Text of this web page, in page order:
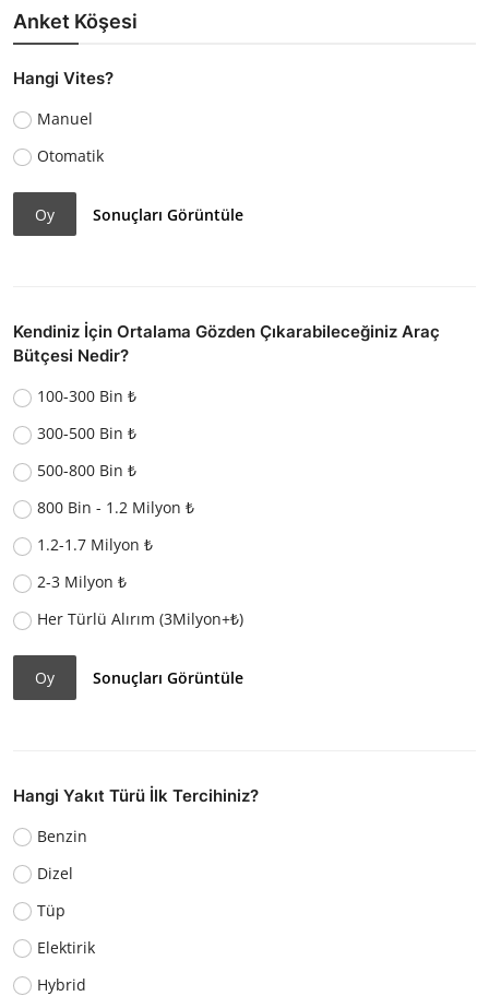
Anket Köşesi
Hangi Vites?
Manuel
Otomatik
Oy Sonuçları Görüntüle
Kendiniz İçin Ortalama Gözden Çıkarabileceğiniz Araç
Bütçesi Nedir?
100-300 Bin ₺
300-500 Bin ₺
500-800 Bin ₺
800 Bin - 1.2 Milyon ₺
1.2-1.7 Milyon ₺
2-3 Milyon ₺
Her Türlü Alırım (3Milyon+₺)
Oy Sonuçları Görüntüle
Hangi Yakıt Türü İlk Tercihiniz?
Benzin
Dizel
Tüp
Elektirik
Hybrid